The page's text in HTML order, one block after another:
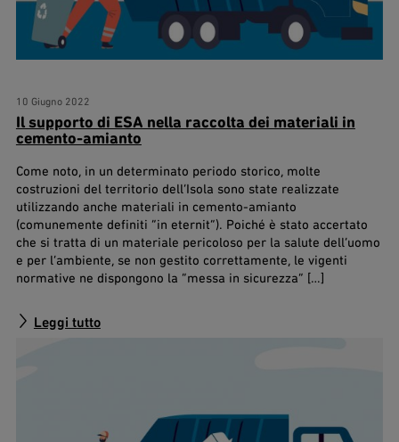
10 Giugno 2022
Il supporto di ESA nella raccolta dei materiali in
cemento-amianto
Come noto, in un determinato periodo storico, molte
costruzioni del territorio dell’Isola sono state realizzate
utilizzando anche materiali in cemento-amianto
(comunemente definiti “in eternit”). Poiché è stato accertato
che si tratta di un materiale pericoloso per la salute dell’uomo
e per l’ambiente, se non gestito correttamente, le vigenti
normative ne dispongono la “messa in sicurezza” […]
Leggi tutto